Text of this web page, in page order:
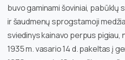
buvo gaminami šoviniai, pabūklų
ir šaudmenų sprogstamoji
sviedinys kainavo perpus pigiau,
1935 m. vasario 14 d. pakeltas į